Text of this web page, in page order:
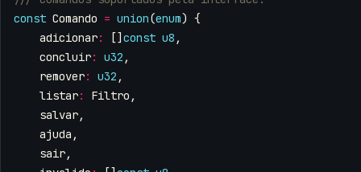
const Comando = union(enum) {
adicionar: [] const u8 ,
concluir: u32 ,
remover: u32 ,
listar: Filtro ,
salvar,
ajuda ,
sair,